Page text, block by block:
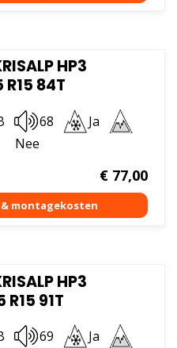
HP3
R15 84T
68
Ja
Nee
€77,00
HP3
R15 91T
69
Ja